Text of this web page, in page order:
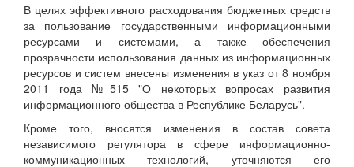
В целях эффективного расходования бюджетных средств
за пользование государственными информационными
ресурсами и системами, а также обеспечения
прозрачности использования данных из информационных
ресурсов и систем внесены изменения в указ от 8 ноября
2011 года №515 "О некоторых вопросах развития
информационного общества в Республике Беларусь".
Кроме того, вносятся изменения в состав совета
независимого регулятора в сфере информационно-
коммуникационных технологий, уточняются его